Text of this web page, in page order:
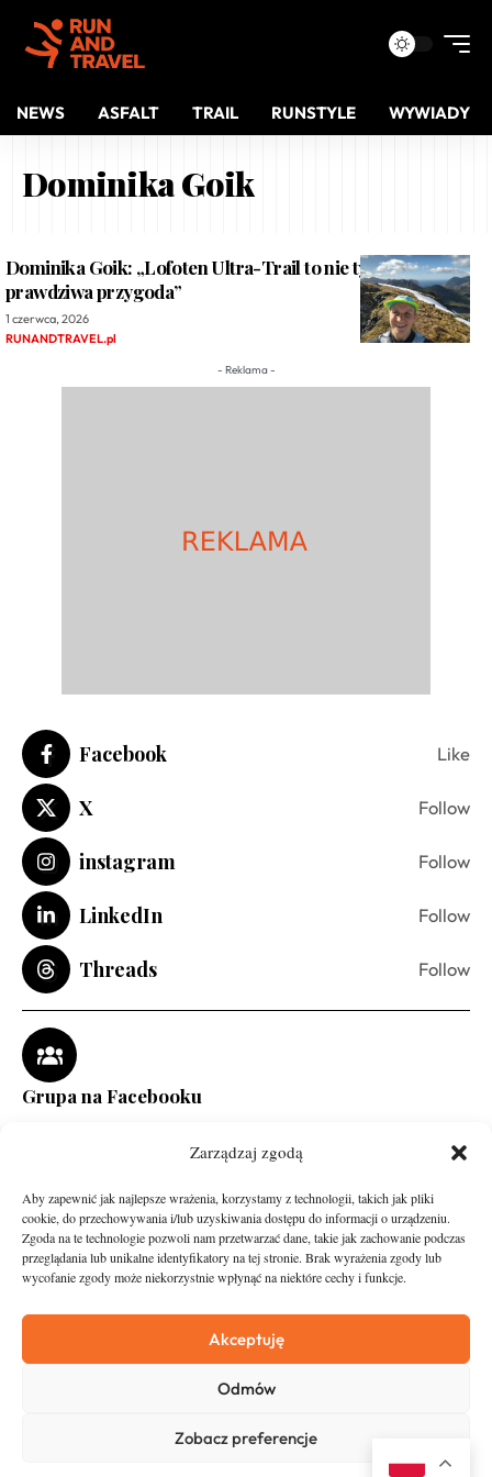
Zarządzaj zgodą
Aby zapewnić jak najlepsze wrażenia, korzystamy z technologii, takich jak pliki
cookie, do przechowywania i/lub uzyskiwania dostępu do informacji o urządzeniu.
Zgoda na te technologie pozwoli nam przetwarzać dane, takie jak zachowanie podczas
przeglądania lub unikalne identyfikatory na tej stronie. Brak wyrażenia zgody lub
wycofanie zgody może niekorzystnie wpłynąć na niektóre cechy i funkcje.
Akceptuję
Odmów
Zobacz preferencje
NEWS ASFALT TRAIL RUNSTYLE WYWIADY
Dominika Goik
Dominika Goik: „Lofoten Ultra-Trail to nie tylko bieg, to
prawdziwa przygoda”
1 czerwca, 2026
RUNANDTRAVEL.pl
- Reklama -
Facebook Like
X Follow
instagram Follow
LinkedIn Follow
Threads Follow
Grupa na Facebooku
Asfalt
O nas
Zostań Patronem
Kontakt